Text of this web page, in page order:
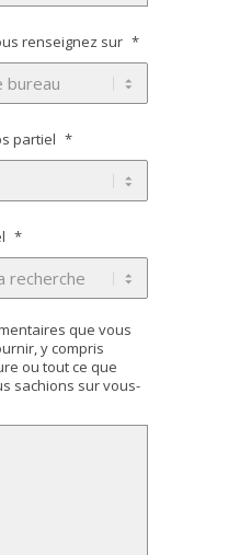
renseignez sur *
partiel *
*
que vous
y compris
ou tout ce que
sachions sur vous-